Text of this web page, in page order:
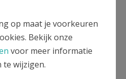
op maat je voorkeuren
Bekijk onze
voor meer informatie
wijzigen.